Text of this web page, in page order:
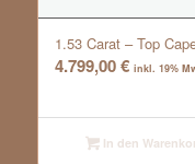
1.53 Carat – Top
4.799,00€ inkl. 19%
In den